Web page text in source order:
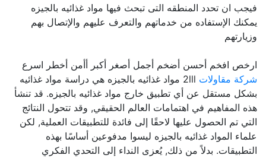
فيجب ان تحدد المنطقه التى تبحث فيها مواد غذائيه بالجيزه
يمكنك الإستفاده من خدماتهم والتعرف عليهم والإتصال بهم
وزيارتهم
ارخص افخم أحسن أضخم أجمل أصغر أكبر أأمن أخطر اسرع
شركة مقاولات
2lll مواد غذائيه بالجيزه هي دراسة مواد غذائيه
بشكل مستقل عن أي تطبيق خارج مواد غذائيه بالجيزه. قد تنشأ
هذه المفاهيم في اهتمامات العالم الحقيقي, وقد تتحول النتائج
التي تم الحصول عليها لاحقًا إلى فائدة للتطبيقات العملية, لكن
علماء المواد غذائيه بالجيزه ليسوا مدفوعين أساسًا بهذه
التطبيقات. بدلاً من ذلك, يُعزى النداء إلى التحدي الفكري